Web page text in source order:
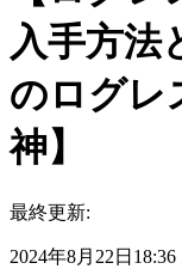
入手方法
のログレ
神】
最終更新:
2024年8月22日18:36